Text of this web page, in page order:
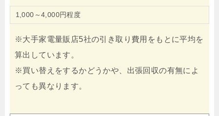
1,000～4,000円程度
※大手家電量販店5社の引き取り費用をもとに平均を
算出しています。
※買い替えをするかどうかや、出張回収の有無によ
っても異なります。